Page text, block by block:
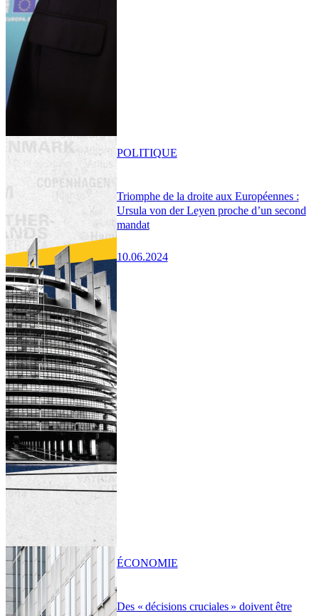
Triomphe de la droite aux Européennes :
Ursula von der Leyen proche d’un second
mandat
10.06.2024
POLITIQUE
Des « décisions cruciales » doivent être
ÉCONOMIE